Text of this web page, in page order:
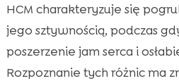
HCM charakteryzuje się
jego sztywnością, podczas
poszerzenie jam serca i
Rozpoznanie tych różnic ma